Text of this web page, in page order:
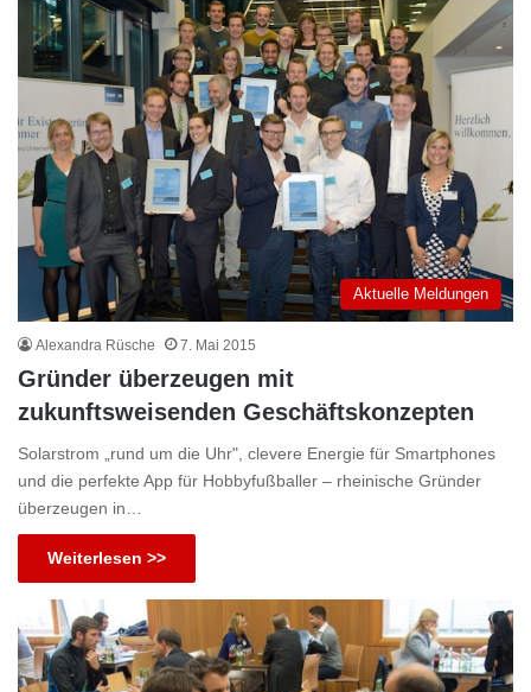
Aktuelle Meldungen
Alexandra Rüsche 7. Mai 2015
Gründer überzeugen mit
zukunftsweisenden Geschäftskonzepten
Solarstrom „rund um die Uhr", clevere Energie für Smartphones
und die perfekte App für Hobbyfußballer – rheinische Gründer
überzeugen in…
Weiterlesen >>